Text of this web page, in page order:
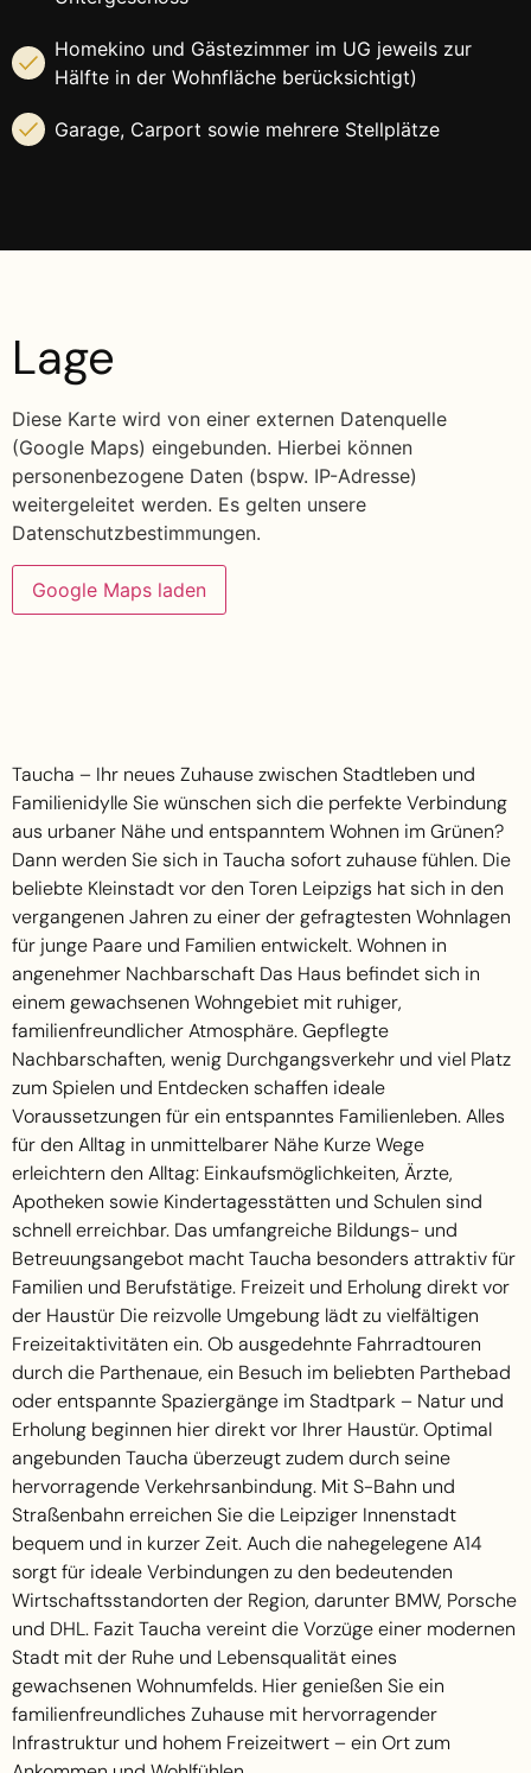
Homekino und Gästezimmer im UG jeweils zur
Hälfte in der Wohnfläche berücksichtigt)
Garage, Carport sowie mehrere Stellplätze
Lage
Diese Karte wird von einer externen Datenquelle
(Google Maps) eingebunden. Hierbei können
personenbezogene Daten (bspw. IP-Adresse)
weitergeleitet werden. Es gelten unsere
Datenschutzbestimmungen.
Google Maps laden
Taucha – Ihr neues Zuhause zwischen Stadtleben und
Familienidylle Sie wünschen sich die perfekte Verbindung
aus urbaner Nähe und entspanntem Wohnen im Grünen?
Dann werden Sie sich in Taucha sofort zuhause fühlen. Die
beliebte Kleinstadt vor den Toren Leipzigs hat sich in den
vergangenen Jahren zu einer der gefragtesten Wohnlagen
für junge Paare und Familien entwickelt. Wohnen in
angenehmer Nachbarschaft Das Haus befindet sich in
einem gewachsenen Wohngebiet mit ruhiger,
familienfreundlicher Atmosphäre. Gepflegte
Nachbarschaften, wenig Durchgangsverkehr und viel Platz
zum Spielen und Entdecken schaffen ideale
Voraussetzungen für ein entspanntes Familienleben. Alles
für den Alltag in unmittelbarer Nähe Kurze Wege
erleichtern den Alltag: Einkaufsmöglichkeiten, Ärzte,
Apotheken sowie Kindertagesstätten und Schulen sind
schnell erreichbar. Das umfangreiche Bildungs- und
Betreuungsangebot macht Taucha besonders attraktiv für
Familien und Berufstätige. Freizeit und Erholung direkt vor
der Haustür Die reizvolle Umgebung lädt zu vielfältigen
Freizeitaktivitäten ein. Ob ausgedehnte Fahrradtouren
durch die Parthenaue, ein Besuch im beliebten Parthebad
oder entspannte Spaziergänge im Stadtpark – Natur und
Erholung beginnen hier direkt vor Ihrer Haustür. Optimal
angebunden Taucha überzeugt zudem durch seine
hervorragende Verkehrsanbindung. Mit S-Bahn und
Straßenbahn erreichen Sie die Leipziger Innenstadt
bequem und in kurzer Zeit. Auch die nahegelegene A14
sorgt für ideale Verbindungen zu den bedeutenden
Wirtschaftsstandorten der Region, darunter BMW, Porsche
und DHL. Fazit Taucha vereint die Vorzüge einer modernen
Stadt mit der Ruhe und Lebensqualität eines
gewachsenen Wohnumfelds. Hier genießen Sie ein
familienfreundliches Zuhause mit hervorragender
Infrastruktur und hohem Freizeitwert – ein Ort zum